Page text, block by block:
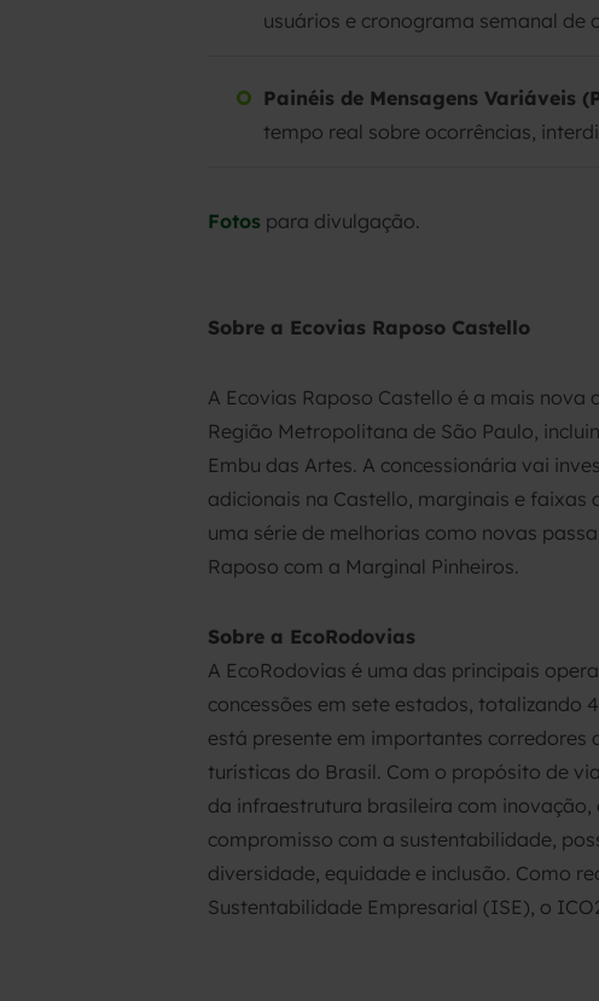
usuários e cronograma semanal de
Painéis de Mensagens Variáveis
tempo real sobre ocorrências,
Fotos para divulgação.
Sobre a Ecovias Raposo Castello
A Ecovias Raposo Castello é a mais
Região Metropolitana de São Paulo,
Embu das Artes. A concessionária vai
adicionais na Castello, marginais e faixas
uma série de melhorias como novas
Raposo com a Marginal Pinheiros.
Sobre a EcoRodovias
A EcoRodovias é uma das principais
concessões em sete estados,
está presente em importantes
turísticas do Brasil. Com o propósito de
da infraestrutura brasileira com
compromisso com a sustentabilidade,
diversidade, equidade e inclusão. Como
Sustentabilidade Empresarial (ISE), o